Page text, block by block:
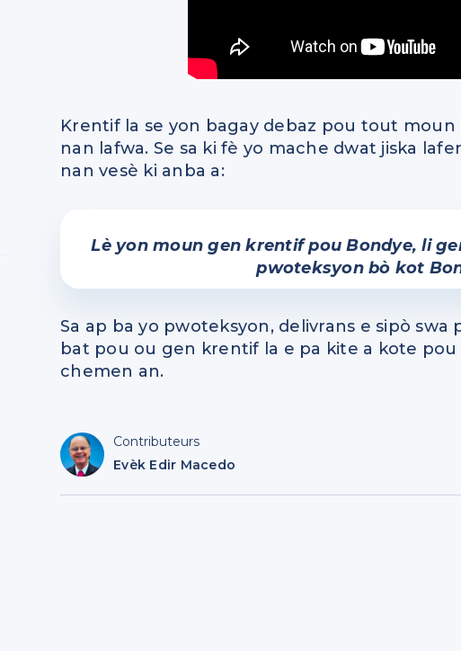
Krentif la se yon bagay debaz pou tout moun
nan lafwa. Se sa ki fè yo mache dwat jiska
nan vesè ki anba a:
Lè yon moun gen krentif pou Bondye, li
pwoteksyon bò kot
Sa ap ba yo pwoteksyon, delivrans e sipò
bat pou ou gen krentif la e pa kite a kote
chemen an.
Contributeurs
Evèk Edir Macedo